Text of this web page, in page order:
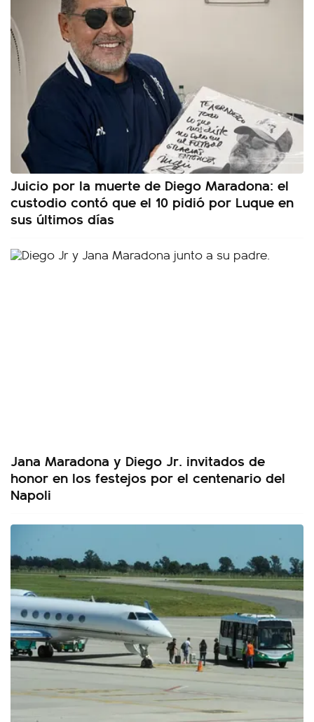
Juicio por la muerte de Diego Maradona: el
custodio contó que el 10 pidió por Luque en
sus últimos días
Jana Maradona y Diego Jr. invitados de
honor en los festejos por el centenario del
Napoli